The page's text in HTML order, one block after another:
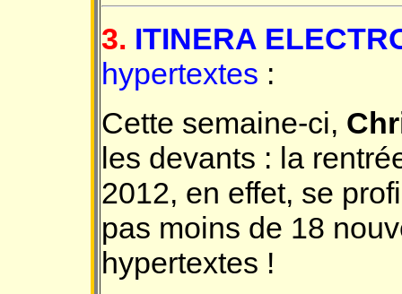
3. ITINERA
hypertextes :
Cette semaine-ci,
les devants : la
2012, en effet, se
pas moins de 18
hypertextes !